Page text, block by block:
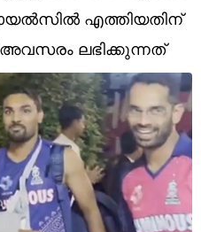
എത്തിയതിന്
ലഭിക്കുന്നത്